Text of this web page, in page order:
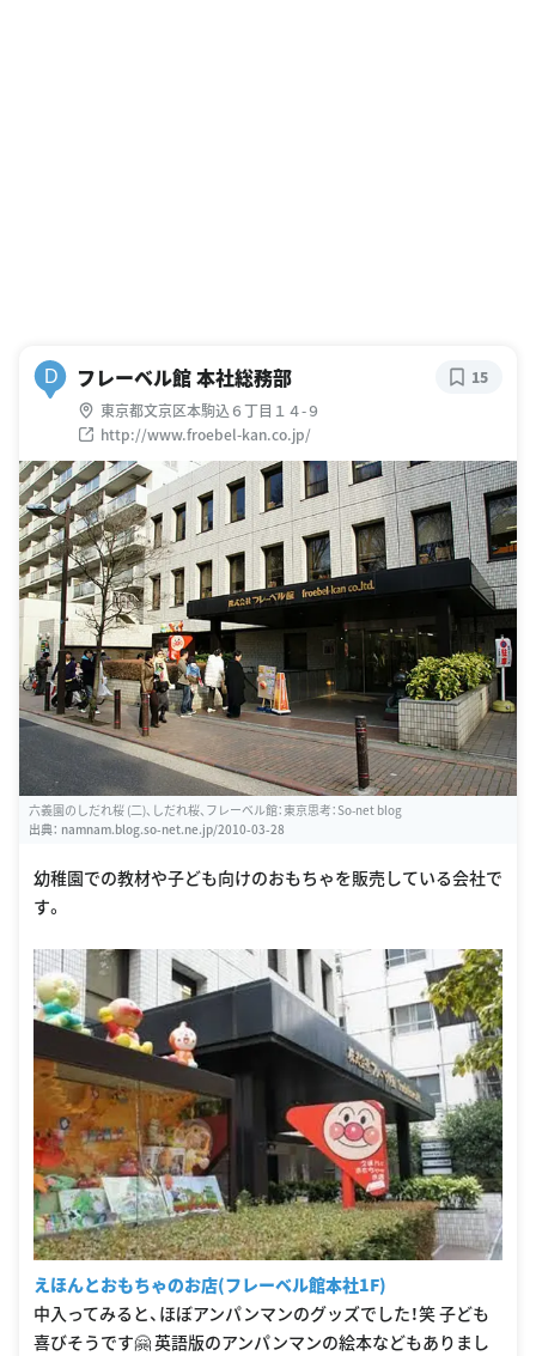
D フレーベル館 本社総務部
東京都文京区本駒込６丁目１４-９
http://www.froebel-kan.co.jp/
15
六義園のしだれ桜 (二)、しだれ桜、フレーベル館：東京思考：So-net blog
出典： namnam.blog.so-net.ne.jp/2010-03-28
幼稚園での教材や子ども向けのおもちゃを販売している会社で
す。
えほんとおもちゃのお店(フレーベル館本社1F)
中入ってみると、ほぼアンパンマンのグッズでした！笑 子ども
喜びそうです🤗 英語版のアンパンマンの絵本などもありまし